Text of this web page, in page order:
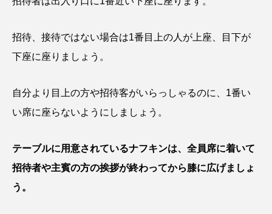
招待、接待ではない場合は1番目上の人が上座、目下が
下座に座りましょう。
自分より目上の方や招待客がいらっしゃるのに、1番い
い席に座らないようにしましょう。
テーブルに用意されているナフキンは、全員席に着いて
招待者や主賓の方の挨拶が終わってから膝に広げましょ
う。